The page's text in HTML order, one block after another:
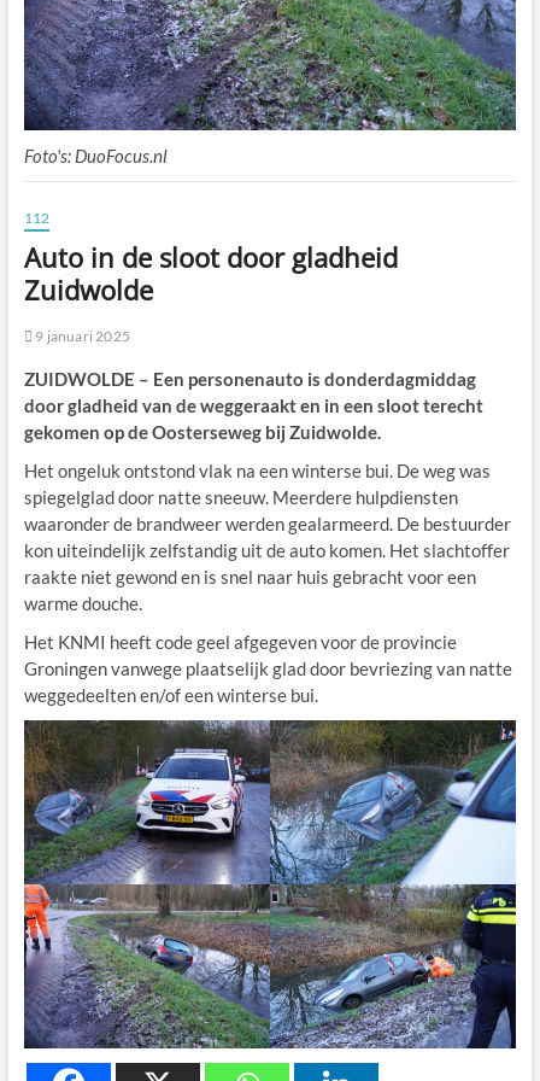
Foto's: DuoFocus.nl
112
Auto in de sloot door gladheid
Zuidwolde
9 januari 2025
ZUIDWOLDE – Een personenauto is donderdagmiddag
door gladheid van de weggeraakt en in een sloot terecht
gekomen op de Oosterseweg bij Zuidwolde.
Het ongeluk ontstond vlak na een winterse bui. De weg was
spiegelglad door natte sneeuw. Meerdere hulpdiensten
waaronder de brandweer werden gealarmeerd. De bestuurder
kon uiteindelijk zelfstandig uit de auto komen. Het slachtoffer
raakte niet gewond en is snel naar huis gebracht voor een
warme douche.
Het KNMI heeft code geel afgegeven voor de provincie
Groningen vanwege plaatselijk glad door bevriezing van natte
weggedeelten en/of een winterse bui.